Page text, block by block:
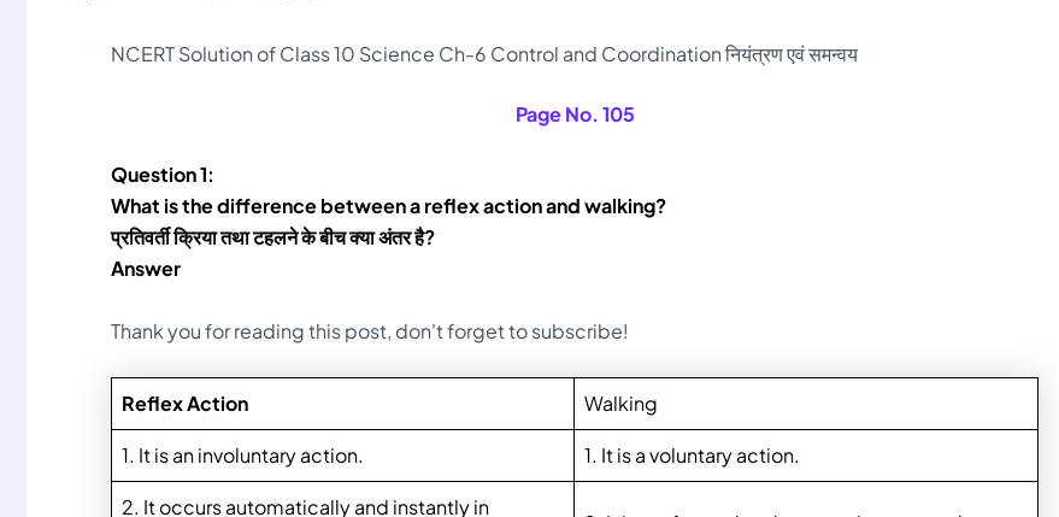
NCERT Solution of Class 10 Science Ch-6 Control and Coordination नियंत्रण एवं समन्वय
Page No. 105
Question 1:
What is the difference between a reflex action and walking?
प्रतिवर्ती क्रिया तथा टहलने के बीच क्या अंतर है?
Answer
Thank you for reading this post, don't forget to subscribe!
Reflex Action Walking
1. It is an involuntary action. 1. It is a voluntary action.
2. It occurs automatically and instantly in